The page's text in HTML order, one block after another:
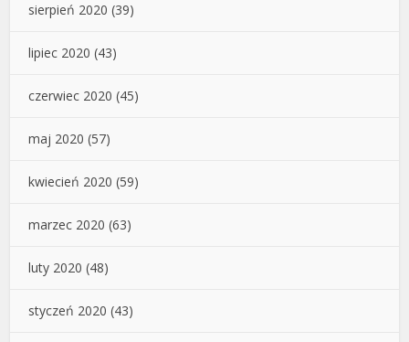
sierpień 2020 (39)
lipiec 2020 (43)
czerwiec 2020 (45)
maj 2020 (57)
kwiecień 2020 (59)
marzec 2020 (63)
luty 2020 (48)
styczeń 2020 (43)